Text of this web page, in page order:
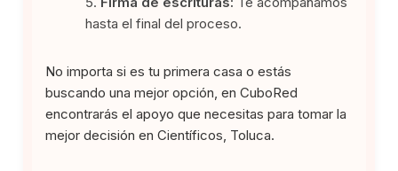
hasta el final del proceso.
No importa si es tu primera casa o estás
buscando una mejor opción, en CuboRed
encontrarás el apoyo que necesitas para tomar la
mejor decisión en Científicos, Toluca.